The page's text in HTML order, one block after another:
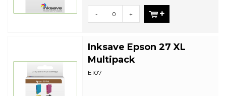
- +
Inksave Epson 27 XL
Multipack
E107